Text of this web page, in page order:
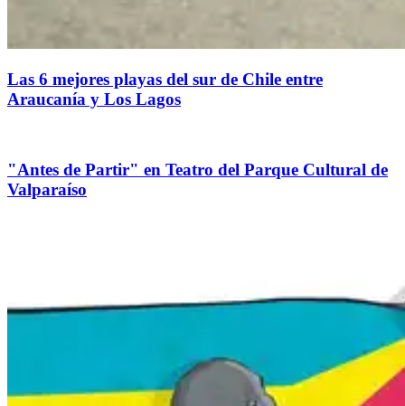
Las 6 mejores playas del sur de Chile entre
Araucanía y Los Lagos
"Antes de Partir" en Teatro del Parque Cultural de
Valparaíso